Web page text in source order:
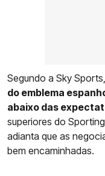
Segundo a Sky
do emblema
abaixo das
superiores do
adianta que as
bem encaminhadas.